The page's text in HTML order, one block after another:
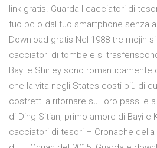
link gratis. Guarda I cacciatori di
tuo pc o dal tuo smartphone senza
Download gratis Nel 1988 tre mojin
cacciatori di tombe e si
Bayi e Shirley sono romanticamente
che la vita negli States costi più di
costretti a ritornare sui loro passi e
di Ding Sitian, primo amore di Bayi e
cacciatori di tesori – Cronache della